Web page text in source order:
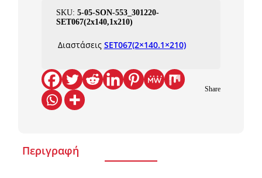
SKU: 5-05-SΟΝ-553_301220-
SET067(2x140,1x210)
Διαστάσεις SET067(2×140.1×210)
Share
Περιγραφή